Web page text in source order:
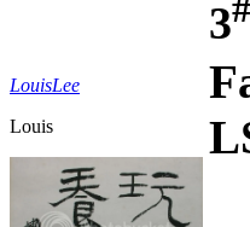
LouisLee
Louis
3